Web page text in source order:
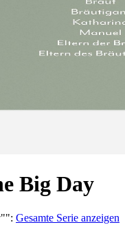
Big Day
": Gesamte Serie anzeigen